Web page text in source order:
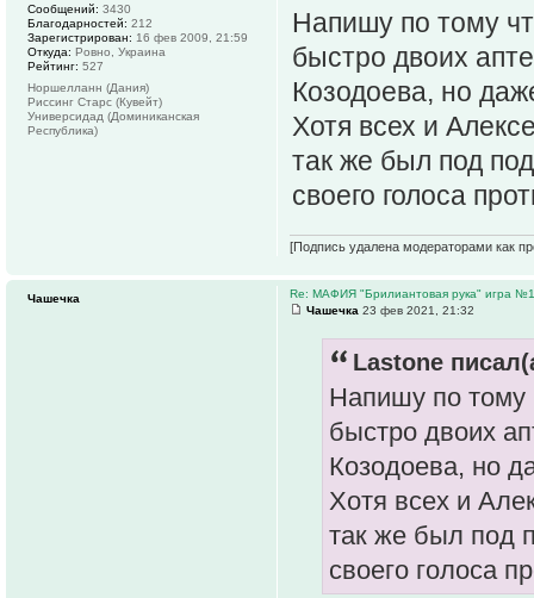
Напишу по тому
быстро двоих
Козодоева, но
Хотя всех и
так же был под
своего голоса
[Подпись удалена модераторами как
Сообщений: 3430
Благодарностей: 212
Зарегистрирован: 16 фев 2009, 21:59
Откуда: Ровно, Украина
Рейтинг: 527
Норшелланн (Дания)
Риссинг Старс (Кувейт)
Универсидад (Доминиканская
Республика)
Re: МАФИЯ "Брилиантовая рука" игра №1
Чашечка 23 фев 2021, 21:32
Lastone
Напишу по тому
быстро двоих
Козодоева, но
Хотя всех и
так же был под
своего голоса
Чашечка